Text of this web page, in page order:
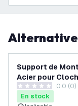
Support de
Acier pour
Industrielle -
LV70067 à
0 étoiles de notation
0.0 (0)
En stock